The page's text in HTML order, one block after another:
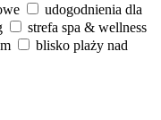
udogodnienia dla
strefa spa & wellness
blisko plaży nad